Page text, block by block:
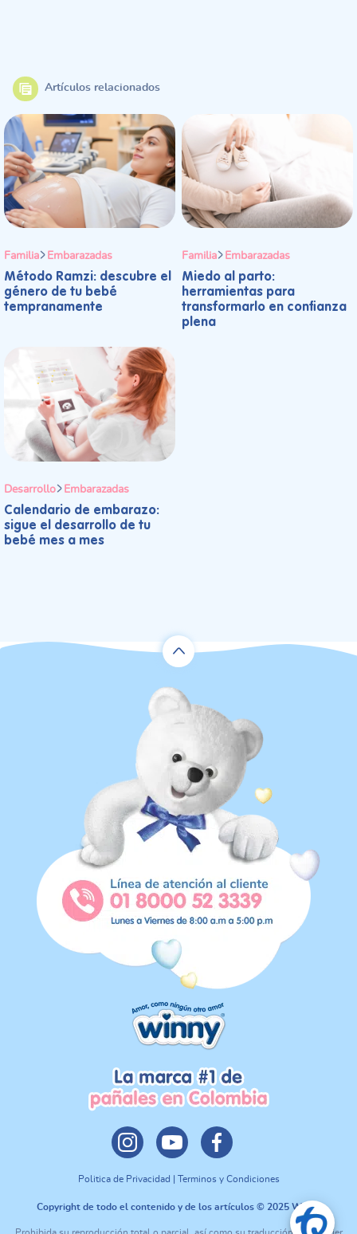
Artículos relacionados
Familia Embarazadas
Método Ramzi: descubre el
género de tu bebé
tempranamente
Familia Embarazadas
Miedo al parto:
herramientas para
transformarlo en confianza
plena
Desarrollo Embarazadas
Calendario de embarazo:
sigue el desarrollo de tu
bebé mes a mes
Politica de Privacidad | Terminos y Condiciones
Copyright de todo el contenido y de los artículos © 2025 Winny